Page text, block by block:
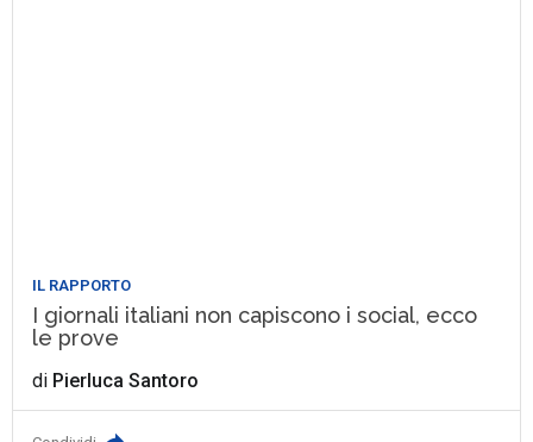
IL RAPPORTO
I giornali italiani non capiscono i social, ecco
le prove
di Pierluca Santoro